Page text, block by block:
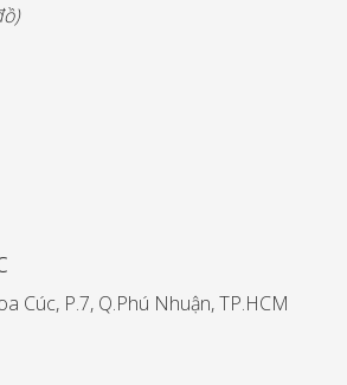
Cúc, P.7, Q.Phú Nhuận, TP.HCM